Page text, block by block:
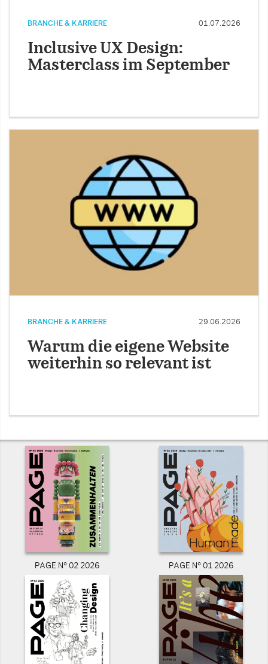
BRANCHE & KARRIERE 01.07.2026
Inclusive UX Design:
Masterclass im September
BRANCHE & KARRIERE 29.06.2026
Warum die eigene Website
weiterhin so relevant ist
PAGE N° 02 2026 PAGE N° 01 2026